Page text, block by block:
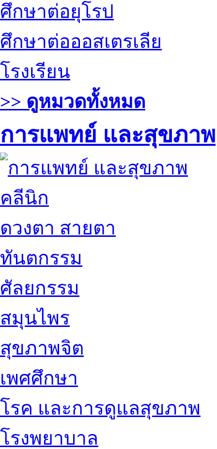
ศึกษาต่อยุโรป
ศึกษาต่อออสเตรเลีย
โรงเรียน
>> ดูหมวดทั้งหมด
การแพทย์ และสุขภาพ
คลีนิก
ดวงตา สายตา
ทันตกรรม
ศัลยกรรม
สมุนไพร
สุขภาพจิต
เพศศึกษา
โรค และการดูแลสุขภาพ
โรงพยาบาล